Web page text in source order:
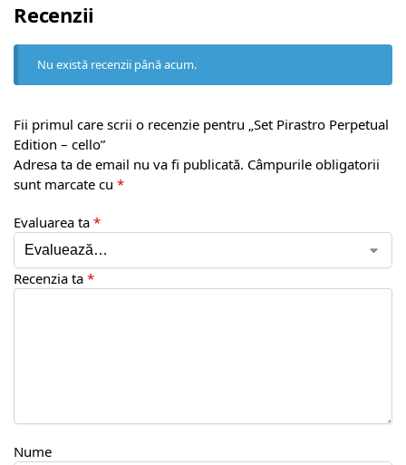
Recenzii
Nu există recenzii până acum.
Fii primul care scrii o recenzie pentru „Set Pirastro Perpetual
Edition – cello”
Adresa ta de email nu va fi publicată. Câmpurile obligatorii
sunt marcate cu *
Evaluarea ta *
Recenzia ta *
Nume